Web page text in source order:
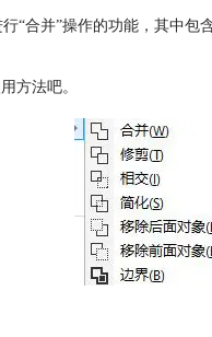
“合并”操作的功能，其中
方法吧。